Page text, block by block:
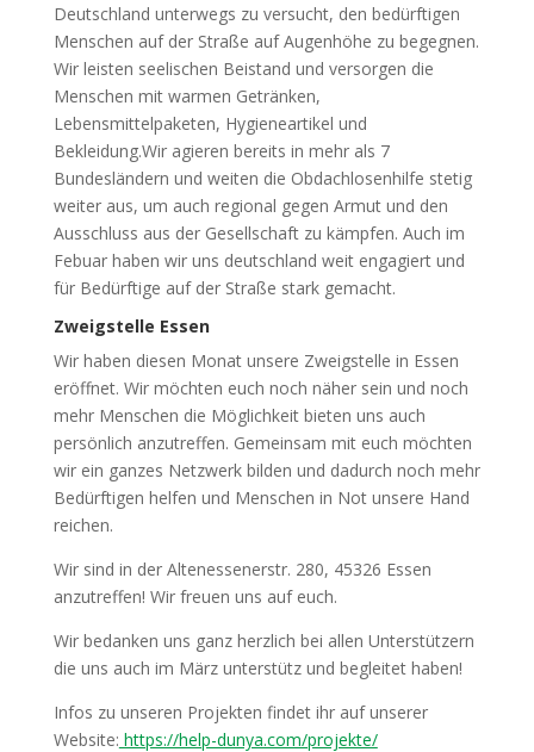
Deutschland unterwegs zu versucht, den bedürftigen
Menschen auf der Straße auf Augenhöhe zu begegnen.
Wir leisten seelischen Beistand und versorgen die
Menschen mit warmen Getränken,
Lebensmittelpaketen, Hygieneartikel und
Bekleidung.Wir agieren bereits in mehr als 7
Bundesländern und weiten die Obdachlosenhilfe stetig
weiter aus, um auch regional gegen Armut und den
Ausschluss aus der Gesellschaft zu kämpfen. Auch im
Febuar haben wir uns deutschland weit engagiert und
für Bedürftige auf der Straße stark gemacht.
Zweigstelle Essen
Wir haben diesen Monat unsere Zweigstelle in Essen
eröffnet. Wir möchten euch noch näher sein und noch
mehr Menschen die Möglichkeit bieten uns auch
persönlich anzutreffen. Gemeinsam mit euch möchten
wir ein ganzes Netzwerk bilden und dadurch noch mehr
Bedürftigen helfen und Menschen in Not unsere Hand
reichen.
Wir sind in der Altenessenerstr. 280, 45326 Essen
anzutreffen! Wir freuen uns auf euch.
Wir bedanken uns ganz herzlich bei allen Unterstützern
die uns auch im März unterstütz und begleitet haben!
Infos zu unseren Projekten findet ihr auf unserer
Website: https://help-dunya.com/projekte/